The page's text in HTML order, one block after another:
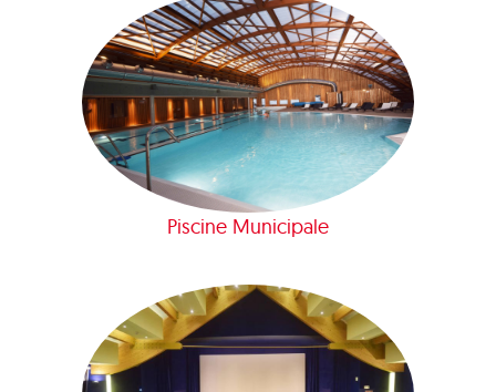
Piscine Municipale